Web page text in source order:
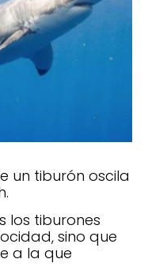
un tiburón oscila
los tiburones
sino que
a la que